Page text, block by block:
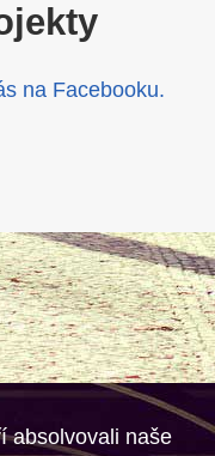
na Facebooku.
absolvovali naše